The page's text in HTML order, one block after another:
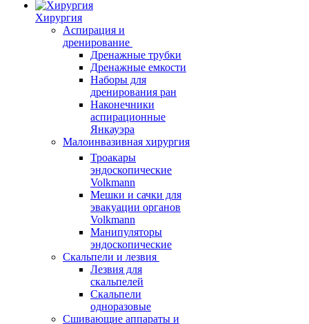
Хирургия
Аспирация и
дренирование
Дренажные трубки
Дренажные емкости
Наборы для
дренирования ран
Наконечники
аспирационные
Янкауэра
Малоинвазивная хирургия
Троакары
эндоскопические
Volkmann
Мешки и сачки для
эвакуации органов
Volkmann
Манипуляторы
эндоскопические
Скальпели и лезвия
Лезвия для
скальпелей
Скальпели
одноразовые
Сшивающие аппараты и